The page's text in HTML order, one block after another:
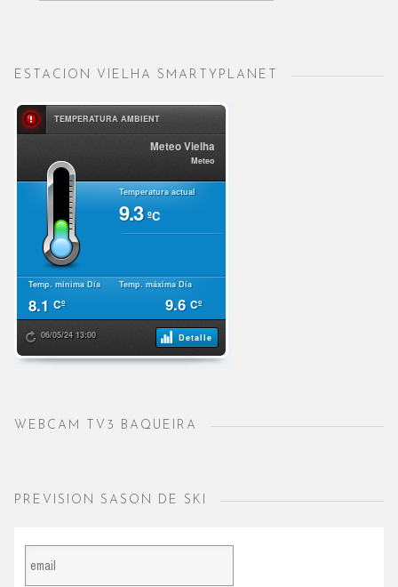
ESTACION VIELHA SMARTYPLANET
WEBCAM TV3 BAQUEIRA
PREVISION SASON DE SKI